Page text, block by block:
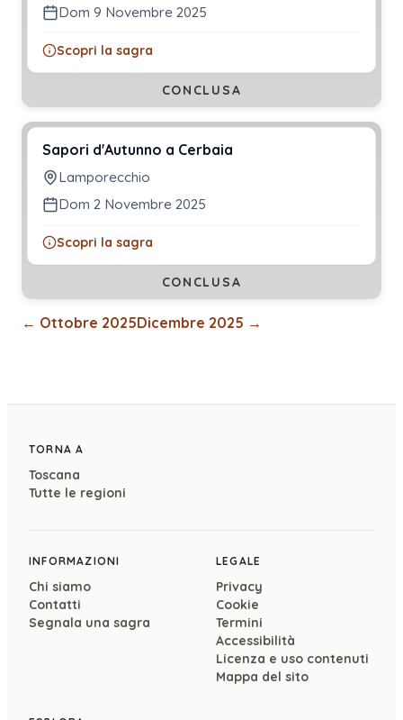
Dom 9 Novembre 2025
Scopri la sagra
CONCLUSA
Sapori d'Autunno a Cerbaia
Lamporecchio
Dom 2 Novembre 2025
Scopri la sagra
CONCLUSA
← Ottobre 2025Dicembre 2025 →
TORNA A
Toscana
Tutte le regioni
INFORMAZIONI
Chi siamo
Contatti
Segnala una sagra
LEGALE
Privacy
Cookie
Termini
Accessibilità
Licenza e uso contenuti
Mappa del sito